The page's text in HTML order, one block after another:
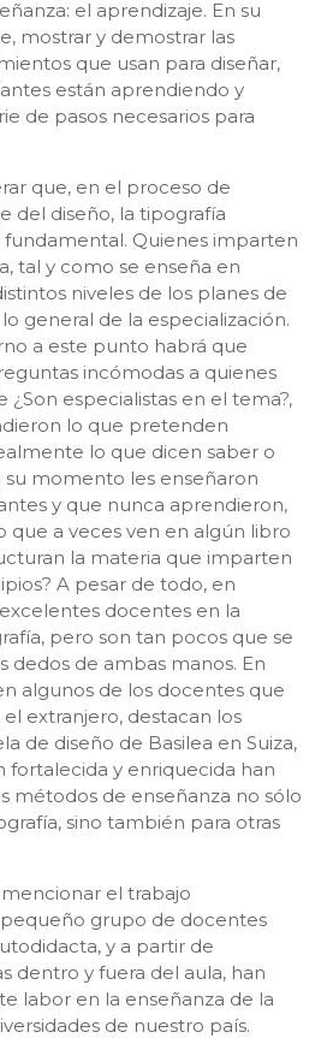
el aprendizaje. En su
mostrar y demostrar las
que usan para diseñar,
están aprendiendo y
de pasos necesarios para
que, en el proceso de
del diseño, la tipografía
Quienes imparten
tal y como se enseña en
niveles de los planes de
general de la especialización.
a este punto habrá que
incómodas a quienes
¿Son especialistas en el tema?,
lo que pretenden
lo que dicen saber o
momento les enseñaron
y que nunca aprendieron,
que a veces ven en algún libro
la materia que imparten
A pesar de todo, en
docentes en la
pero son tan pocos que se
dedos de ambas manos. En
algunos de los docentes que
extranjero, destacan los
de diseño de Basilea en Suiza,
fortalecida y enriquecida han
métodos de enseñanza no sólo
sino también para otras
el trabajo
grupo de docentes
y a partir de
dentro y fuera del aula, han
labor en la enseñanza de la
de nuestro país.